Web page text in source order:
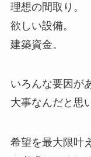
理想の間取り。
欲しい設備。
建築資金。
いろんな要因が
大事なんだと思
希望を最大限叶